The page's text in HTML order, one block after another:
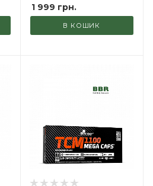
1 999 грн.
В КОШИК